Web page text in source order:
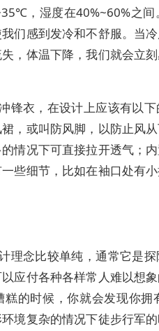
，湿度在40%~60%之间
们感到发冷和不舒服。当
，体温下降，我们就会立
锋衣，在设计上应该有以
，或叫防风脚，以防止风
情况下可直接拉开透气；
些细节，比如在袖口处有
理念比较单纯，通常它是
应付各种各样常人难以想
糕的时候，你就会发现你
境复杂的情况下徒步行军